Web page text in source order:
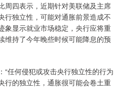
四表示，近期针对美联储及主席
行独立性，可能对通胀前景造成不
象显示就业市场稳定，央行应将重
维持了今年晚些时候可能降息的预
何侵犯或攻击央行独立性的行为
行的独立性，通胀很可能会卷土重